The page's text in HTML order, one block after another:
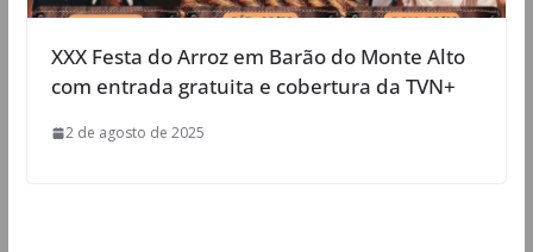
XXX Festa do Arroz em Barão do Monte Alto
com entrada gratuita e cobertura da TVN+
2 de agosto de 2025